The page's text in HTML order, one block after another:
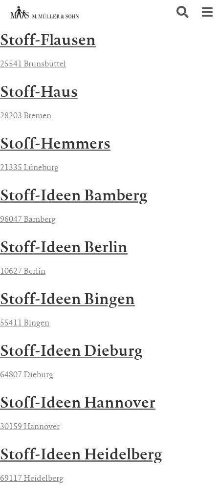
Stoff-Flausen
25541 Brunsbüttel
Stoff-Haus
28203 Bremen
Stoff-Hemmers
21335 Lüneburg
Stoff-Ideen Bamberg
96047 Bamberg
Stoff-Ideen Berlin
10627 Berlin
Stoff-Ideen Bingen
55411 Bingen
Stoff-Ideen Dieburg
64807 Dieburg
Stoff-Ideen Hannover
30159 Hannover
Stoff-Ideen Heidelberg
69117 Heidelberg